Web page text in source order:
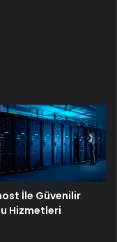
İle Güvenilir
Hizmetleri